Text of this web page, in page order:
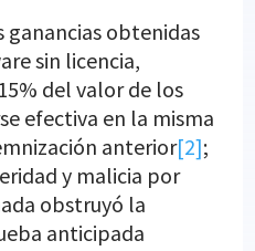
ganancias obtenidas
sin licencia,
del valor de los
efectiva en la misma
anterior[2];
y malicia por
obstruyó la
anticipada